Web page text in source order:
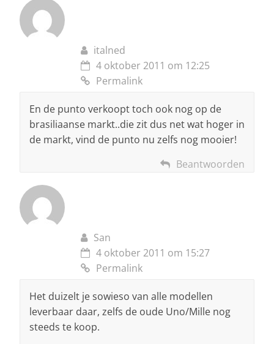
italned
4 oktober 2011 om 12:25
Permalink
En de punto verkoopt toch ook nog op de
brasiliaanse markt..die zit dus net wat hoger in
de markt, vind de punto nu zelfs nog mooier!
Beantwoorden
San
4 oktober 2011 om 15:27
Permalink
Het duizelt je sowieso van alle modellen
leverbaar daar, zelfs de oude Uno/Mille nog
steeds te koop.